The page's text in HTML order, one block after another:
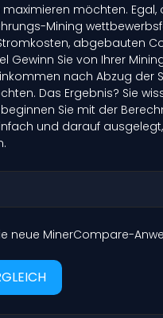
möchten.
Mining
abgebauten
Sie von Ihrer
nach Abzug der
Das Ergebnis? Sie
Sie mit der
und darauf
neue MinerCompare-